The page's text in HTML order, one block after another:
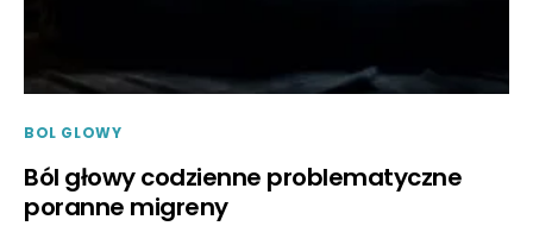
BOL GLOWY
Ból głowy codzienne problematyczne
poranne migreny